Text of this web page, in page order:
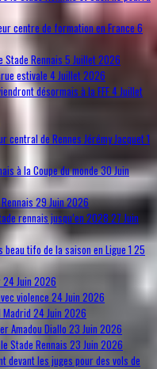
centre de formation en France6
Stade Rennais 5 Juillet 2026
estivale 4 Juillet 2026
désormais à la FFF4 Juillet
central de Rennes Jérémy Jacquet1
à la Coupe du monde30 Juin
Rennais29 Juin 2026
rennais jusqu’en 202827 Juin
tifo de la saison en Ligue 1 25
24 Juin 2026
violence 24 Juin 2026
24 Juin 2026
Amadou Diallo 23 Juin 2026
Stade Rennais 23 Juin 2026
devant les juges pour des vols de